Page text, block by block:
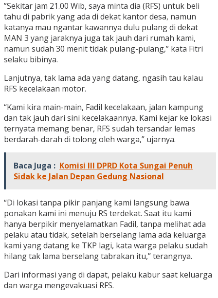
”Sekitar jam 21.00 Wib, saya minta dia (RFS) untuk beli
tahu di pabrik yang ada di dekat kantor desa, namun
katanya mau ngantar kawannya dulu pulang di dekat
MAN 3 yang jaraknya juga tak jauh dari rumah kami,
namun sudah 30 menit tidak pulang-pulang,” kata Fitri
selaku bibinya.
Lanjutnya, tak lama ada yang datang, ngasih tau kalau
RFS kecelakaan motor.
“Kami kira main-main, Fadil kecelakaan, jalan kampung
dan tak jauh dari sini kecelakaannya. Kami kejar ke lokasi
ternyata memang benar, RFS sudah tersandar lemas
berdarah-darah di tolong oleh warga,” ujarnya.
Baca Juga : Komisi III DPRD Kota Sungai Penuh
Sidak ke Jalan Depan Gedung Nasional
“Di lokasi tanpa pikir panjang kami langsung bawa
ponakan kami ini menuju RS terdekat. Saat itu kami
hanya berpikir menyelamatkan Fadil, tanpa melihat ada
pelaku atau tidak, setelah berselang lama ada keluarga
kami yang datang ke TKP lagi, kata warga pelaku sudah
hilang tak lama berselang tabrakan itu,” terangnya.
Dari informasi yang di dapat, pelaku kabur saat keluarga
dan warga mengevakuasi RFS.